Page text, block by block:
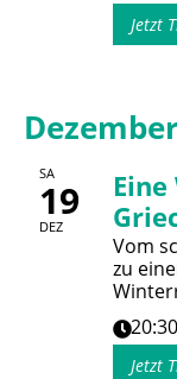
Jetzt
SA
19
DEZ
Vom
zu
Jetzt